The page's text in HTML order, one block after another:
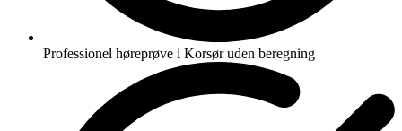
Professionel høreprøve i Korsør uden beregning